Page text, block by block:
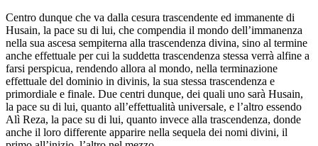
Centro dunque che va dalla cesura trascendente ed immanente di
Husain, la pace su di lui, che compendia il mondo dell’immanenza
nella sua ascesa sempiterna alla trascendenza divina, sino al termine
anche effettuale per cui la suddetta trascendenza stessa verrà alfine a
farsi perspicua, rendendo allora al mondo, nella terminazione
effettuale del dominio in divinis, la sua stessa trascendenza e
primordiale e finale. Due centri dunque, dei quali uno sarà Husain,
la pace su di lui, quanto all’effettualità universale, e l’altro essendo
Alì Reza, la pace su di lui, quanto invece alla trascendenza, donde
anche il loro differente apparire nella sequela dei nomi divini, il